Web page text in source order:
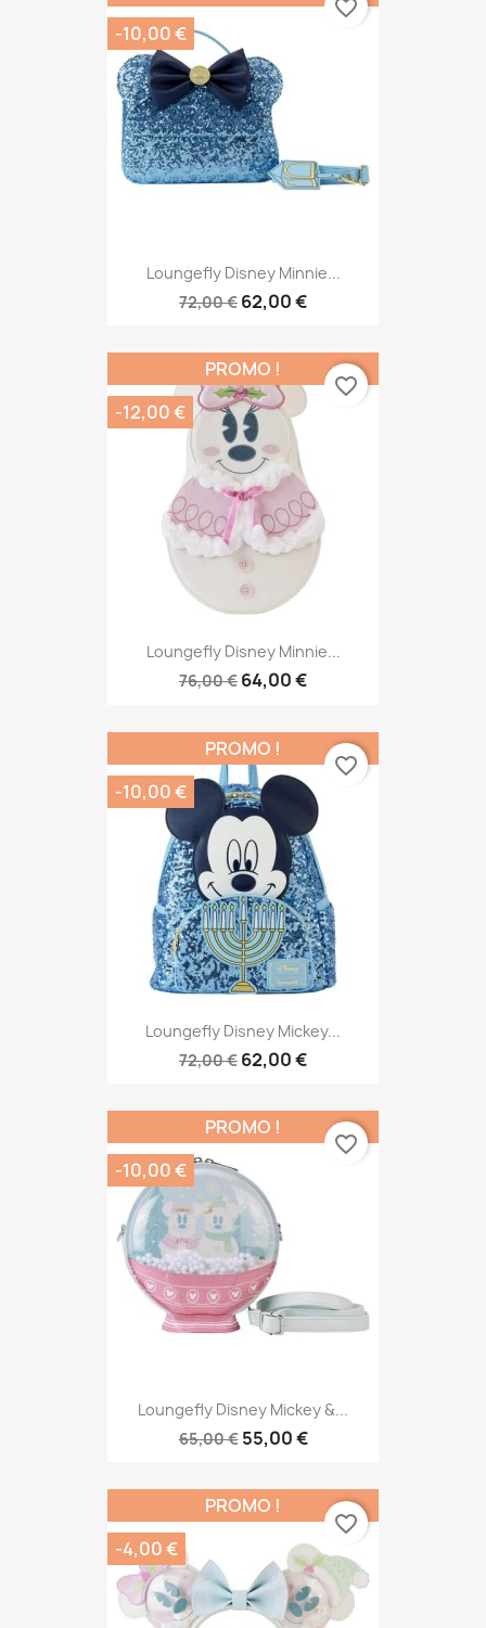
Loungefly Disney Minnie...
72,00 € 62,00 €
-10,00 €
favorite_border
Loungefly Disney Minnie...
76,00 € 64,00 €
PROMO !
-12,00 €
favorite_border
Loungefly Disney Mickey...
72,00 € 62,00 €
PROMO !
-10,00 €
favorite_border
Loungefly Disney Mickey &...
65,00 € 55,00 €
PROMO !
-10,00 €
favorite_border
PROMO !
-4,00 €
favorite_border